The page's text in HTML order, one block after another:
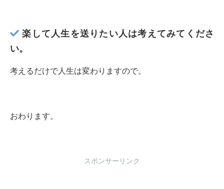
楽して人生を送りたい人は考えてみてくださ
い。
考えるだけで人生は変わりますので。
おわります。
スポンサーリンク